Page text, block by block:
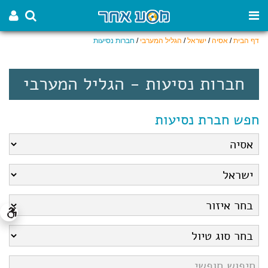
דף הבית/ אסיה/ ישראל/ הגליל המערבי / חברות נסיעות
חברות נסיעות - הגליל המערבי
חפש חברת נסיעות